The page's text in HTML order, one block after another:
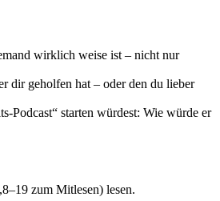
wirklich weise ist – nicht nur
dir geholfen hat – oder den du lieber
Podcast“ starten würdest: Wie würde er
zum Mitlesen) lesen.